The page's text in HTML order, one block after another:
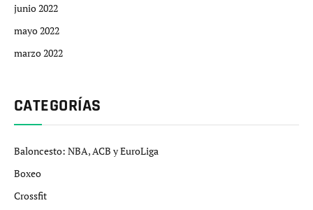
junio 2022
mayo 2022
marzo 2022
CATEGORÍAS
Baloncesto: NBA, ACB y EuroLiga
Boxeo
Crossfit